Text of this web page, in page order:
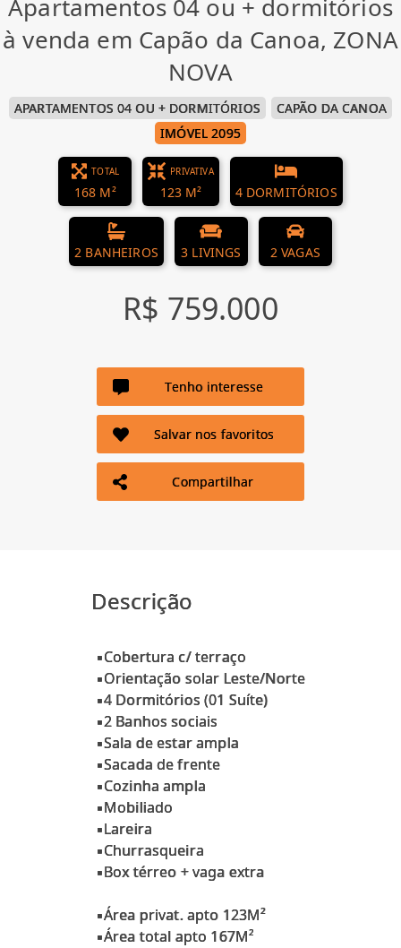
Apartamentos 04 ou + dormitórios
à venda em Capão da Canoa, ZONA
NOVA
APARTAMENTOS 04 OU + DORMITÓRIOS
CAPÃO DA CANOA
IMÓVEL 2095
TOTAL
168 M²
PRIVATIVA
123 M² 4 DORMITÓRIOS
2 BANHEIROS 3 LIVINGS 2 VAGAS
R$ 759.000
Tenho interesse
Salvar nos favoritos
Compartilhar
Descrição
▪Cobertura c/ terraço
▪Orientação solar Leste/Norte
▪4 Dormitórios (01 Suíte)
▪2 Banhos sociais
▪Sala de estar ampla
▪Sacada de frente
▪Cozinha ampla
▪Mobiliado
▪Lareira
▪Churrasqueira
▪Box térreo + vaga extra
▪Área privat. apto 123M²
▪Área total apto 167M²